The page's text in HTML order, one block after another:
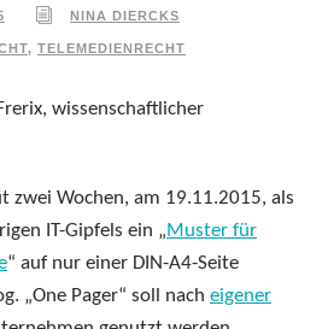
NINA DIERCKS
, TELEMEDIENRECHT
wissenschaftlicher
zwei Wochen, am 19.11.2015, als
IT-Gipfels ein „Muster für
“ auf nur einer DIN-A4-Seite
„One Pager“ soll nach eigener